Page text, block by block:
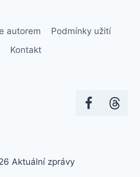
autorem
Podmínky užití
Kontakt
Aktuální zprávy